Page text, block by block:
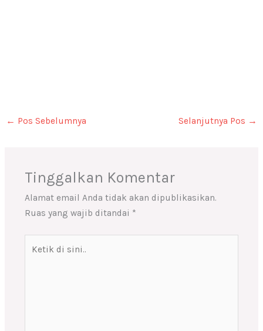
← Pos Sebelumnya Selanjutnya Pos →
Tinggalkan Komentar
Alamat email Anda tidak akan dipublikasikan.
Ruas yang wajib ditandai *